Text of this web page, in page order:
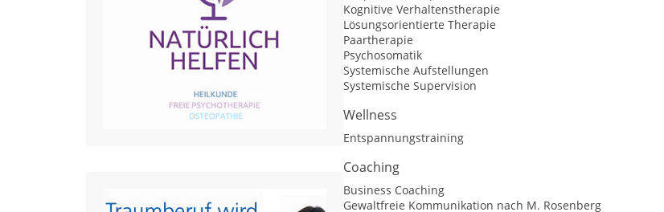
Kognitive Verhaltenstherapie
Lösungsorientierte Therapie
Paartherapie
Psychosomatik
Systemische Aufstellungen
Systemische Supervision
Wellness
Entspannungstraining
Coaching
Business Coaching
Gewaltfreie Kommunikation nach M. Rosenberg